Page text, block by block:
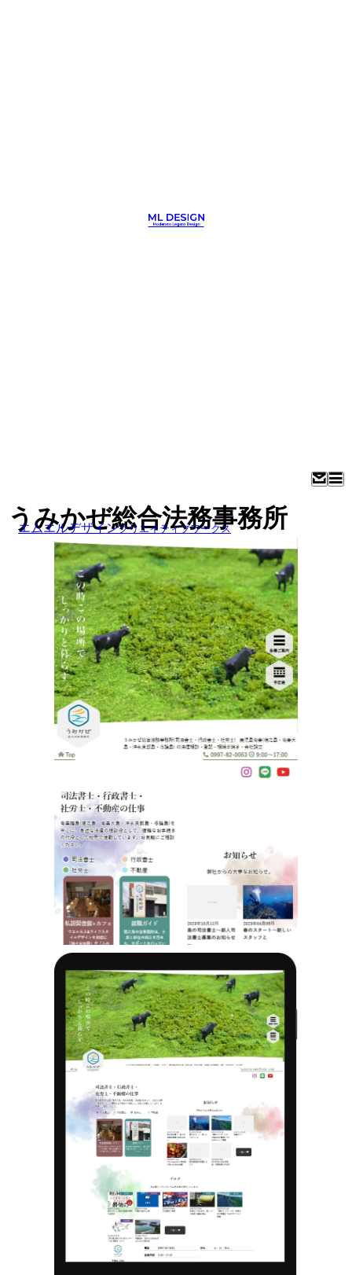
エムエルデザインクリエイティブワークス
うみかぜ総合法務事務所